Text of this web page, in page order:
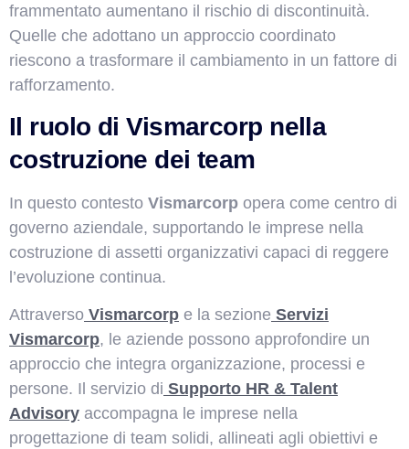
frammentato aumentano il rischio di discontinuità.
Quelle che adottano un approccio coordinato
riescono a trasformare il cambiamento in un fattore di
rafforzamento.
Il ruolo di Vismarcorp nella
costruzione dei team
In questo contesto Vismarcorp opera come centro di
governo aziendale, supportando le imprese nella
costruzione di assetti organizzativi capaci di reggere
l’evoluzione continua.
Attraverso Vismarcorp e la sezione Servizi
Vismarcorp, le aziende possono approfondire un
approccio che integra organizzazione, processi e
persone. Il servizio di Supporto HR & Talent
Advisory accompagna le imprese nella
progettazione di team solidi, allineati agli obiettivi e